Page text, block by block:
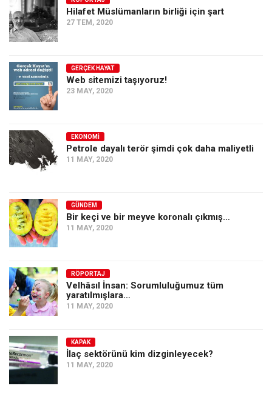
Ekonomi
Spor
Sağlık
Gıda-Beslenme
Türkiye
Siyaset
Dünya
Asya
Amerika
Avustralya
Tarih
Düşünce
Dosyalar
Hilafet Müslümanların birliği için şart
27 TEM, 2020
GERÇEK HAYAT
Web sitemizi taşıyoruz!
23 MAY, 2020
EKONOMI
Petrole dayalı terör şimdi çok daha maliyetli
11 MAY, 2020
GÜNDEM
Bir keçi ve bir meyve koronalı çıkmış…
11 MAY, 2020
RÖPORTAJ
Velhâsıl İnsan: Sorumluluğumuz tüm
yaratılmışlara…
11 MAY, 2020
KAPAK
İlaç sektörünü kim dizginleyecek?
11 MAY, 2020